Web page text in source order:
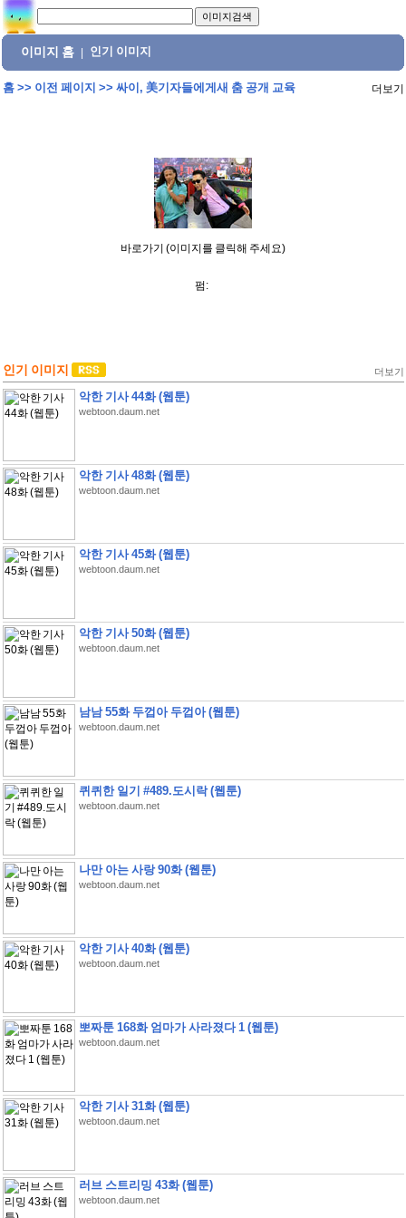
이미지 홈 인기 이미지
홈>> 이전 페이지 >> 싸이, 美기자들에게새 춤 공개 교육 더보기
바로가기 (이미지를 클릭해 주세요)
펌:
인기 이미지 더보기
악한 기사 44화 (웹툰)
webtoon.daum.net
악한 기사 48화 (웹툰)
webtoon.daum.net
악한 기사 45화 (웹툰)
webtoon.daum.net
악한 기사 50화 (웹툰)
webtoon.daum.net
남남 55화 두껍아 두껍아 (웹툰)
webtoon.daum.net
퀴퀴한 일기 #489.도시락 (웹툰)
webtoon.daum.net
나만 아는 사랑 90화 (웹툰)
webtoon.daum.net
악한 기사 40화 (웹툰)
webtoon.daum.net
뽀짜툰 168화 엄마가 사라졌다 1 (웹툰)
webtoon.daum.net
악한 기사 31화 (웹툰)
webtoon.daum.net
러브 스트리밍 43화 (웹툰)
webtoon.daum.net